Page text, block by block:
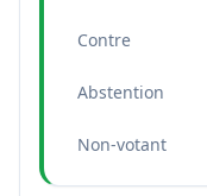
Contre
Abstention
Non-votant